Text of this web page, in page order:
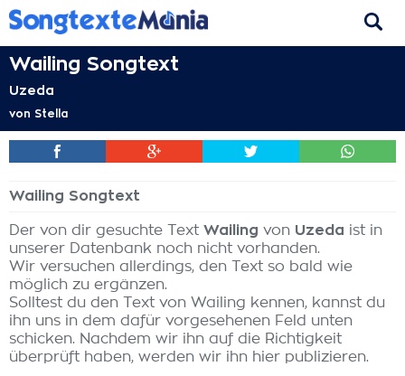
Wailing Songtext
Uzeda
von Stella
Wailing Songtext
Der von dir gesuchte Text Wailing von Uzeda ist in
unserer Datenbank noch nicht vorhanden.
Wir versuchen allerdings, den Text so bald wie
möglich zu ergänzen.
Solltest du den Text von Wailing kennen, kannst du
ihn uns in dem dafür vorgesehenen Feld unten
schicken. Nachdem wir ihn auf die Richtigkeit
überprüft haben, werden wir ihn hier publizieren.